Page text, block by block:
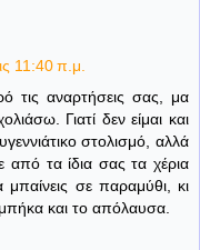
11:40 π.μ.
τις αναρτήσεις σας, μα
Γιατί δεν είμαι και
στολισμό, αλλά
από τα ίδια σας τα χέρια
μπαίνεις σε παραμύθι, κι
και το απόλαυσα.